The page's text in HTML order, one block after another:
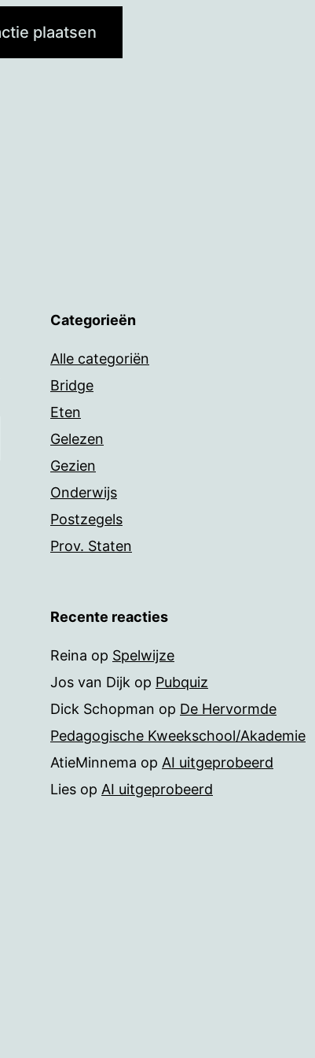
Categorieën
Alle categoriën
Bridge
Eten
Gelezen
Gezien
Onderwijs
Postzegels
Prov. Staten
Recente reacties
Reina op Spelwijze
Jos van Dijk op Pubquiz
Dick Schopman op De Hervormde
Pedagogische Kweekschool/Akademie
AtieMinnema op AI uitgeprobeerd
Lies op AI uitgeprobeerd